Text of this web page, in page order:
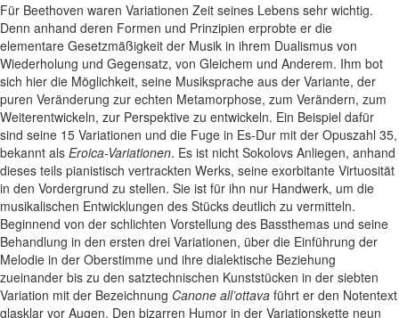
Für Beethoven waren Variationen Zeit seines Lebens sehr wichtig.
Denn anhand deren Formen und Prinzipien erprobte er die
elementare Gesetzmäßigkeit der Musik in ihrem Dualismus von
Wiederholung und Gegensatz, von Gleichem und Anderem. Ihm bot
sich hier die Möglichkeit, seine Musiksprache aus der Variante, der
puren Veränderung zur echten Metamorphose, zum Verändern, zum
Weiterentwickeln, zur Perspektive zu entwickeln. Ein Beispiel dafür
sind seine 15 Variationen und die Fuge in Es-Dur mit der Opuszahl 35,
bekannt als Eroica-Variationen. Es ist nicht Sokolovs Anliegen, anhand
dieses teils pianistisch vertrackten Werks, seine exorbitante Virtuosität
in den Vordergrund zu stellen. Sie ist für ihn nur Handwerk, um die
musikalischen Entwicklungen des Stücks deutlich zu vermitteln.
Beginnend von der schlichten Vorstellung des Bassthemas und seine
Behandlung in den ersten drei Variationen, über die Einführung der
Melodie in der Oberstimme und ihre dialektische Beziehung
zueinander bis zu den satztechnischen Kunststücken in der siebten
Variation mit der Bezeichnung Canone all’ottava führt er den Notentext
glasklar vor Augen. Den bizarren Humor in der Variationskette neun